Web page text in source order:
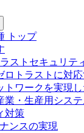
トップ
ストセキュリテ
ロトラストに対
トワークを実現
業・生産用シス
対策
ンスの実現